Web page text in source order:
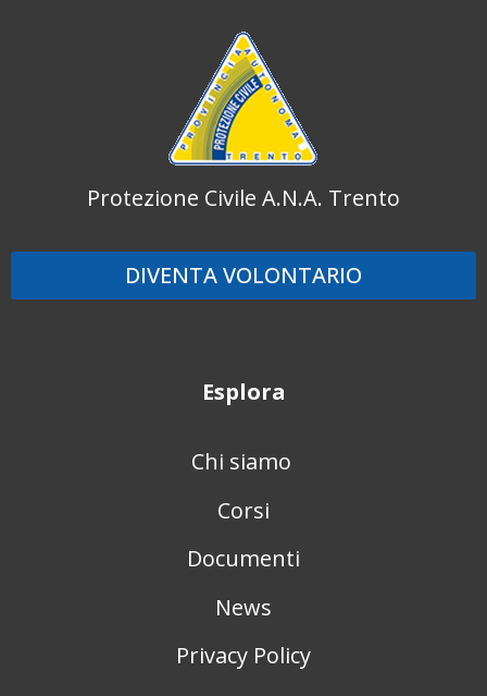
Protezione Civile A.N.A. Trento
DIVENTA VOLONTARIO
Esplora
Chi siamo
Corsi
Documenti
News
Privacy Policy